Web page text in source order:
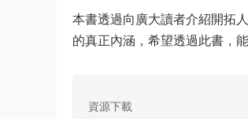
本書透過向廣大讀者介紹開拓
的真正內涵，希望透過此書，
資源下載